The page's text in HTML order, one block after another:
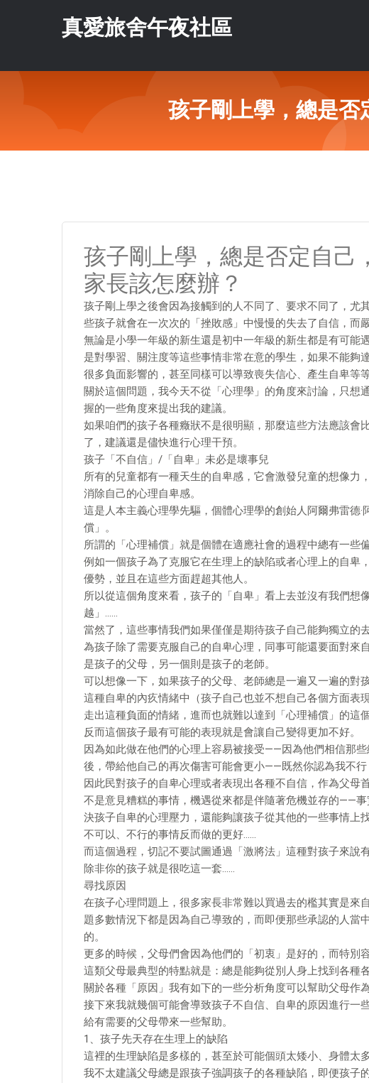
真愛旅舍午夜社區
孩子剛上學，總是否
孩子剛上學，總是否定自己
家長該怎麼辦？
孩子剛上學之後會因為接觸到的人不同了、要求不同了，尤
些孩子就會在一次次的「挫敗感」中慢慢的失去了自信，而
無論是小學一年級的新生還是初中一年級的新生都是有可能
是對學習、關注度等這些事情非常在意的學生，如果不能夠
很多負面影響的，甚至同樣可以導致喪失信心、產生自卑等等
關於這個問題，我今天不從「心理學」的角度來討論，只想
握的一些角度來提出我的建議。
如果咱們的孩子各種癥狀不是很明顯，那麼這些方法應該會
了，建議還是儘快進行心理干預。
孩子「不自信」/「自卑」未必是壞事兒
所有的兒童都有一種天生的自卑感，它會激發兒童的想像力
消除自己的心理自卑感。
這是人本主義心理學先驅，個體心理學的創始人阿爾弗雷德
償」。
所謂的「心理補償」就是個體在適應社會的過程中總有一些
例如一個孩子為了克服它在生理上的缺陷或者心理上的自卑
優勢，並且在這些方面趕超其他人。
所以從這個角度來看，孩子的「自卑」看上去並沒有我們想
越」……
當然了，這些事情我們如果僅僅是期待孩子自己能夠獨立的
為孩子除了需要克服自己的自卑心理，同事可能還要面對
是孩子的父母，另一個則是孩子的老師。
可以想像一下，如果孩子的父母、老師總是一遍又一遍的對
這種自卑的內疚情緒中（孩子自己也並不想自己各個方面表
走出這種負面的情緒，進而也就難以達到「心理補償」的這個
反而這個孩子最有可能的表現就是會讓自己變得更加不好。
因為如此做在他們的心理上容易被接受——因為他們相信那
後，帶給他自己的再次傷害可能會更小——既然你認為我不
因此民對孩子的自卑心理或者表現出各種不自信，作為父母
不是意見糟糕的事情，機遇從來都是伴隨著危機並存的——
決孩子自卑的心理壓力，還能夠讓孩子從其他的一些事情上
不可以、不行的事情反而做的更好……
而這個過程，切記不要試圖通過「激將法」這種對孩子來說
除非你的孩子就是很吃這一套……
尋找原因
在孩子心理問題上，很多家長非常難以買過去的檻其實是
題多數情況下都是因為自己導致的，而即便那些承認的人當
的。
更多的時候，父母們會因為他們的「初衷」是好的，而特別
這類父母最典型的特點就是：總是能夠從別人身上找到各種
關於各種「原因」我有如下的一些分析角度可以幫助父母作
接下來我就幾個可能會導致孩子不自信、自卑的原因進行一
給有需要的父母帶來一些幫助。
1、孩子先天存在生理上的缺陷
這裡的生理缺陷是多樣的，甚至於可能個頭太矮小、身體太
我不太建議父母總是跟孩子強調孩子的各種缺陷，即便孩子